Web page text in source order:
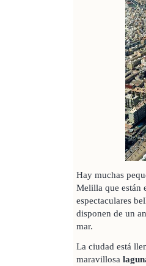
Hay muchas
Melilla que están
espectaculares
disponen de un
mar.
La ciudad está
maravillosa